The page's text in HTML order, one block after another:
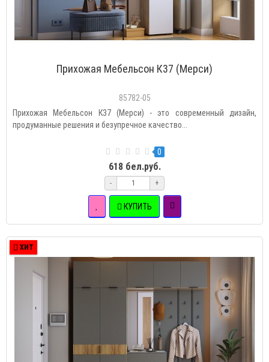
Прихожая Мебельсон К37 (Мерси)
85782-05
Прихожая Мебельсон К37 (Мерси) - это современный дизайн,
продуманные решения и безупречное качество...
0
618 бел.руб.
- +
КУПИТЬ
ХИТ